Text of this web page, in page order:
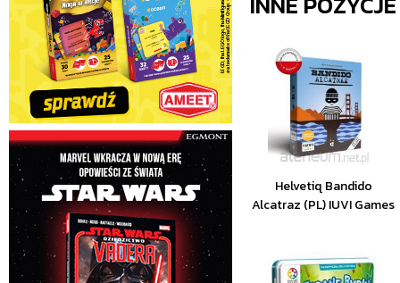
Helvetiq Bandido
Alcatraz (PL) IUVI Games